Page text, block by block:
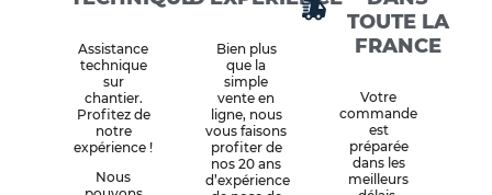
Assistance
technique
sur
chantier.
Profitez de
notre
expérience !
Nous
Bien plus
que la
simple
vente en
ligne, nous
vous faisons
profiter de
nos 20 ans
d’expérience
TOUTE LA
FRANCE
Votre
commande
est
préparée
dans les
meilleurs